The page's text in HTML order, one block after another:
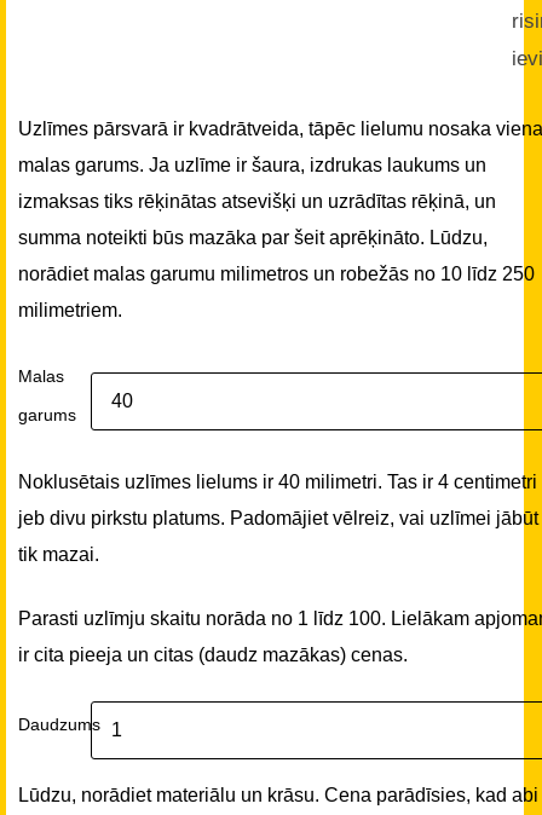
Uzlīmes pārsvarā ir kvadrātveida, tāpēc lielumu nosaka
malas garums. Ja uzlīme ir šaura, izdrukas laukums un
izmaksas tiks rēķinātas atsevišķi un uzrādītas rēķinā, un
summa noteikti būs mazāka par šeit aprēķināto. Lūdzu,
norādiet malas garumu milimetros un robežās no 10 līdz 250
milimetriem.
Malas
garums
Noklusētais uzlīmes lielums ir 40 milimetri. Tas ir 4 centimetri
jeb divu pirkstu platums. Padomājiet vēlreiz, vai uzlīmei jābūt
tik mazai.
Parasti uzlīmju skaitu norāda no 1 līdz 100. Lielākam
ir cita pieeja un citas (daudz mazākas) cenas.
Daudzums
Lūdzu, norādiet materiālu un krāsu. Cena parādīsies, kad abi